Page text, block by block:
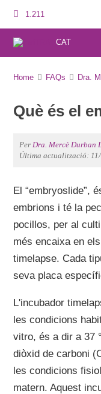
1.211
CAT
Home FAQs Dra.
Què és el
PerDra. Mercè Durban
Última actualització:
El “embryoslide”,
embrions i té la
pocillos, per al
més encaixa en
timelapse. Cada
seva placa
L'incubador
les condicions
vitro, és a dir a 37
diòxid de carboni
les condicions
matern. Aquest